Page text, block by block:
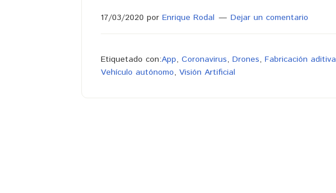
17/03/2020 por Enrique Rodal Dejar un comentario
Etiquetado con:App, Coronavirus, Drones, Fabricación aditiva
Vehículo autónomo, Visión Artificial